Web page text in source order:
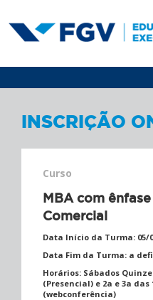
INSCRIÇÃO
Curso
MBA com
Comercial
Data Início da Turma: 05/
Data Fim da Turma: a
Horários: Sábados
(Presencial) e 2a e 3a das
(webconferência)